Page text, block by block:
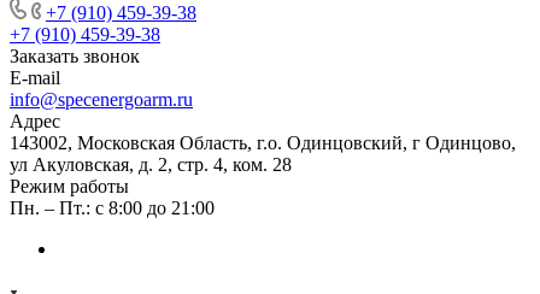
+7 (910) 459-39-38
+7 (910) 459-39-38
Заказать звонок
E-mail
info@specenergoarm.ru
Адрес
143002, Московская Область, г.о. Одинцовский, г Одинцово,
ул Акуловская, д. 2, стр. 4, ком. 28
Режим работы
Пн. – Пт.: с 8:00 до 21:00